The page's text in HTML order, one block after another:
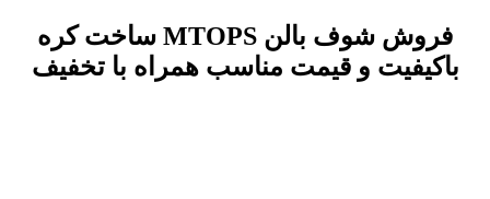
فروش شوف بالن MTOPS ساخت کره
و قیمت مناسب همراه با تخفیف